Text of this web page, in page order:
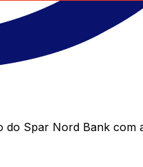
Spar Nord Bank